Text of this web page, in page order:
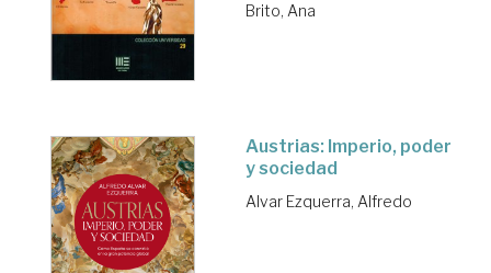
Brito, Ana
Austrias: Imperio, poder
y sociedad
Alvar Ezquerra, Alfredo